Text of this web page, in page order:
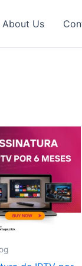
About Us